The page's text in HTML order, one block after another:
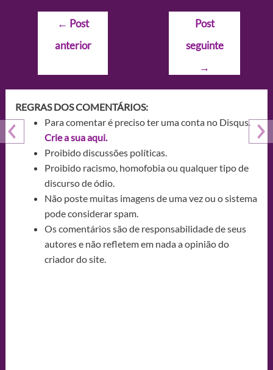
Navegação
Post
← Post
anterior
Post
seguinte
→
REGRAS DOS COMENTÁRIOS:
Para comentar é preciso ter uma conta no Disqus.
Crie a sua aqui.
Proibido discussões políticas.
Proibido racismo, homofobia ou qualquer tipo de
discurso de ódio.
Não poste muitas imagens de uma vez ou o sistema
pode considerar spam.
Os comentários são de responsabilidade de seus
autores e não refletem em nada a opinião do
criador do site.